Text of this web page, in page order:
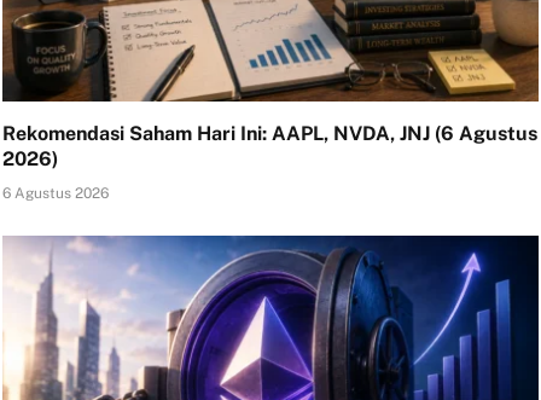
Rekomendasi Saham Hari Ini: AAPL, NVDA, JNJ (6 Agustus
2026)
6 Agustus 2026